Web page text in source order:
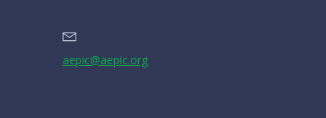
aepic@aepic.org